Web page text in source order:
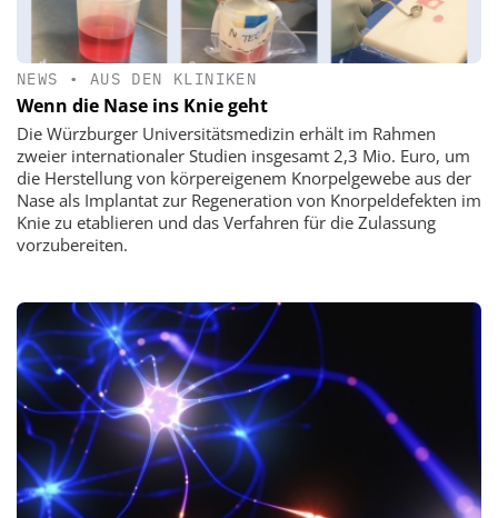
NEWS • AUS DEN KLINIKEN
Wenn die Nase ins Knie geht
Die Würzburger Universitätsmedizin erhält im Rahmen
zweier internationaler Studien insgesamt 2,3 Mio. Euro, um
die Herstellung von körpereigenem Knorpelgewebe aus der
Nase als Implantat zur Regeneration von Knorpeldefekten im
Knie zu etablieren und das Verfahren für die Zulassung
vorzubereiten.